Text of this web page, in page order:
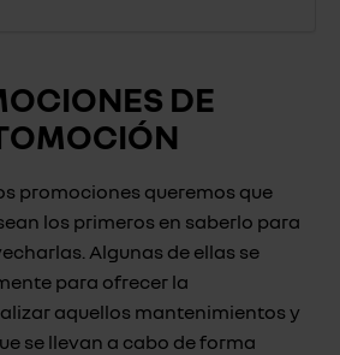
DE
promociones queremos que
los primeros en saberlo para
Algunas de ellas se
para ofrecer la
aquellos mantenimientos y
se llevan a cabo de forma